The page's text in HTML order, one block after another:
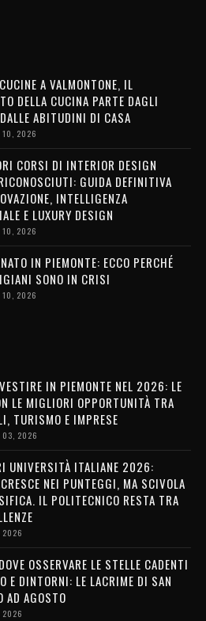
A VALMONTONE, IL
DELLA CUCINA PARTE DAGLI
ABITUDINI DI CASA
10, 2026
CORSI DI INTERIOR DESIGN
GUIDA DEFINITIVA
INTELLIGENZA
E LUXURY DESIGN
10, 2026
IN PIEMONTE: ECCO PERCHÉ
SONO IN CRISI
10, 2026
IN PIEMONTE NEL 2026: LE
LE MIGLIORI OPPORTUNITÀ TRA
TURISMO E IMPRESE
03, 2026
UNIVERSITÀ ITALIANE 2026:
NEI PUNTEGGI, MA SCIVOLA
IL POLITECNICO RESTA TRA
2026
OSSERVARE LE STELLE CADENTI
E DINTORNI: LE LACRIME DI SAN
AD AGOSTO
2026